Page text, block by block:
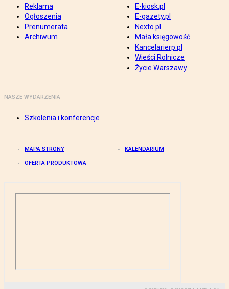
Reklama
Ogłoszenia
Prenumerata
Archiwum
E-kiosk.pl
E-gazety.pl
Nexto.pl
Mała księgowość
Kancelarierp.pl
Wieści Rolnicze
Życie Warszawy
NASZE WYDARZENIA
Szkolenia i konferencje
MAPA STRONY KALENDARIUM
OFERTA PRODUKTOWA